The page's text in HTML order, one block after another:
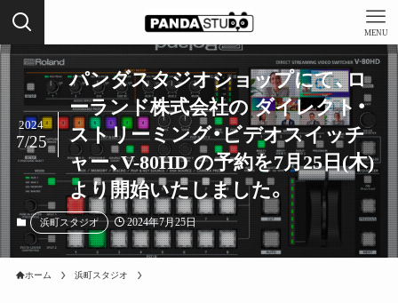
MENU
パンダスタジオショップにて、ロ
ーランド株式会社の ダイレクト・
ストリーミング・ビデオスイッチ
ャー、V-80HD の予約を7月25日(木)
より開始いたしました。
2024
7/25
浜町スタジオ 2024年7月25日
ホーム 浜町スタジオ